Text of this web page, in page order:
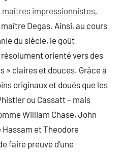
maîtres impressionnistes,
Degas. Ainsi, au cours
du siècle, le goût
orienté vers des
» claires et douces. Grâce à
originaux et doués que les
ou Cassatt – mais
William Chase, John
et Theodore
faire preuve d’une